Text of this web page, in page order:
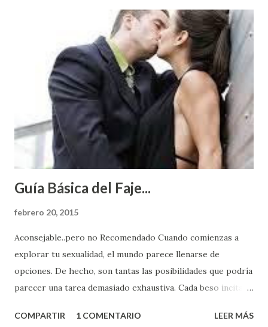
Guía Básica del Faje...
febrero 20, 2015
Aconsejable..pero no Recomendado Cuando comienzas a
explorar tu sexualidad, el mundo parece llenarse de
opciones. De hecho, son tantas las posibilidades que podría
parecer una tarea demasiado exhaustiva. Cada beso incita
partes de ti que jamás hubieras imaginado. El problema es
COMPARTIR 1 COMENTARIO LEER MÁS